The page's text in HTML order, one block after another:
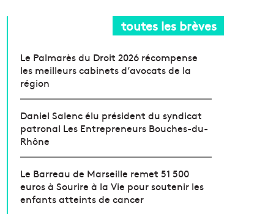
toutes les brèves
Le Palmarès du Droit 2026 récompense
les meilleurs cabinets d’avocats de la
région
Daniel Salenc élu président du syndicat
patronal Les Entrepreneurs Bouches-du-
Rhône
Le Barreau de Marseille remet 51 500
euros à Sourire à la Vie pour soutenir les
enfants atteints de cancer